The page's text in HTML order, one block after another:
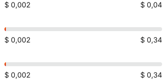
$ 0,002 $ 0,04
$ 0,002 $ 0,34
$ 0,002
$ 0,34